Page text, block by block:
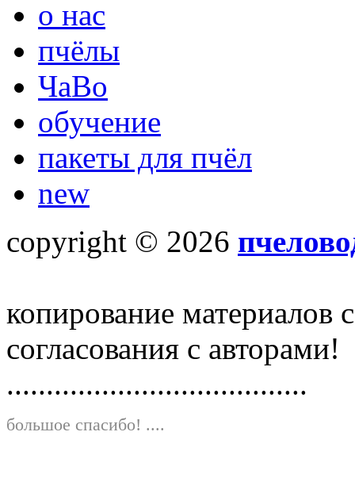
о нас
пчёлы
ЧаВо
обучение
пакеты для пчёл
new
copyright © 2026
копирование материалов
согласования с авторами!
......................................
большое спасибо! ....